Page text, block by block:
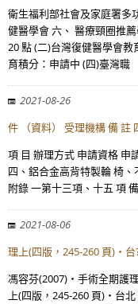
衛生福利部社會及家庭署多
健醫學會 六、 醫療頸圈推
20 點 (二)台灣復健醫學會
育積分：申請中 (四)臺灣職
2021-08-26
件 （資料） 受理機構 備 註
項 目 辦理方式 申請資格 申
四、鋁合金高背特製輪 椅
附錄 一第十三項、十五 項
2021-08-06
理上(四版，245-260 頁)‧台
馮容芬(2007)‧手術全期護
上(四版，245-260 頁)‧台